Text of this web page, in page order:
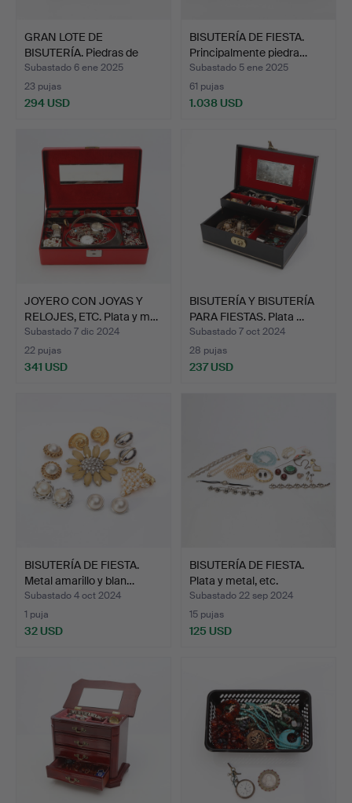
GRAN LOTE DE
BISUTERÍA. Piedras de
diferen…
Subastado 6 ene 2025
23 pujas
294 USD
BISUTERÍA DE FIESTA.
Principalmente piedra…
Subastado 5 ene 2025
61 pujas
1.038 USD
JOYERO CON JOYAS Y
RELOJES, ETC. Plata y m…
Subastado 7 dic 2024
22 pujas
341 USD
BISUTERÍA Y BISUTERÍA
PARA FIESTAS. Plata …
Subastado 7 oct 2024
28 pujas
237 USD
BISUTERÍA DE FIESTA.
Metal amarillo y blan…
Subastado 4 oct 2024
1 puja
32 USD
BISUTERÍA DE FIESTA.
Plata y metal, etc.
Subastado 22 sep 2024
15 pujas
125 USD